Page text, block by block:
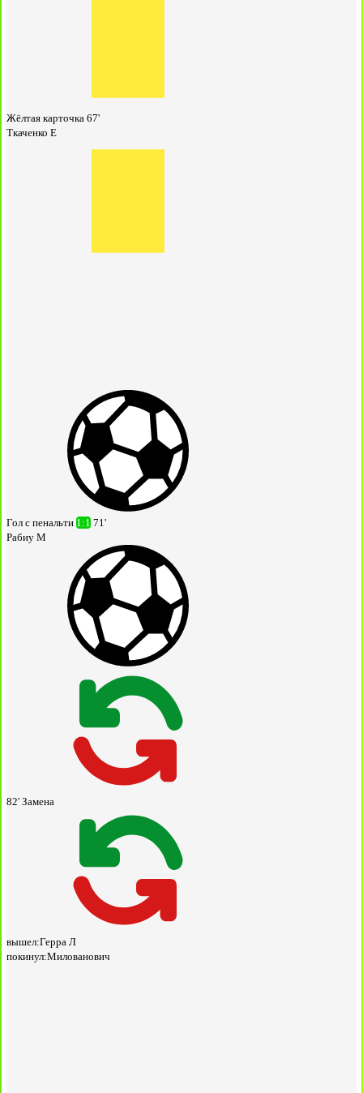
Жёлтая карточка 67'
Ткаченко Е
Гол с пенальти 1:1 71'
Рабиу М
82' Замена
вышел:Герра Л
покинул:Милованович